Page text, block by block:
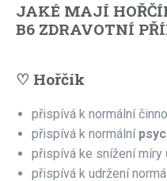
JAKÉ MAJÍ
B6 ZDRAVOTNÍ
♡ Hořčík
přispívá k normální
přispívá k normální
přispívá ke snížení míry
přispívá k udržení